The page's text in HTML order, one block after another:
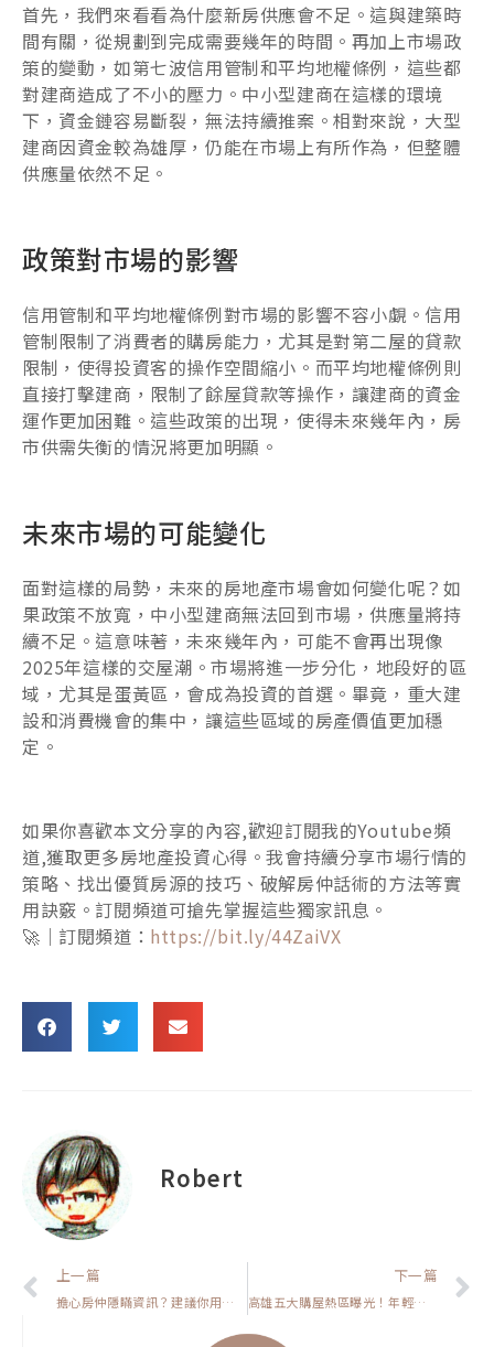
首先，我們來看看為什麼新房供應會不足。這與建築時
間有關，從規劃到完成需要幾年的時間。再加上市場政
策的變動，如第七波信用管制和平均地權條例，這些都
對建商造成了不小的壓力。中小型建商在這樣的環境
下，資金鏈容易斷裂，無法持續推案。相對來說，大型
建商因資金較為雄厚，仍能在市場上有所作為，但整體
供應量依然不足。
政策對市場的影響
信用管制和平均地權條例對市場的影響不容小覷。信用
管制限制了消費者的購房能力，尤其是對第二屋的貸款
限制，使得投資客的操作空間縮小。而平均地權條例則
直接打擊建商，限制了餘屋貸款等操作，讓建商的資金
運作更加困難。這些政策的出現，使得未來幾年內，房
市供需失衡的情況將更加明顯。
未來市場的可能變化
面對這樣的局勢，未來的房地產市場會如何變化呢？如
果政策不放寬，中小型建商無法回到市場，供應量將持
續不足。這意味著，未來幾年內，可能不會再出現像
2025年這樣的交屋潮。市場將進一步分化，地段好的區
域，尤其是蛋黃區，會成為投資的首選。畢竟，重大建
設和消費機會的集中，讓這些區域的房產價值更加穩
定。
如果你喜歡本文分享的內容,歡迎訂閱我的Youtube頻
道,獲取更多房地產投資心得。我會持續分享市場行情的
策略、找出優質房源的技巧、破解房仲話術的方法等實
用訣竅。訂閱頻道可搶先掌握這些獨家訊息。
🚀｜訂閱頻道： https://bit.ly/44ZaiVX
Robert
上一頁
上一篇
擔心房仲隱瞞資訊？建議你用這招，就能避免發生【房市保命符】
下一篇
高雄五大購屋熱區曝光！年輕人都買哪裡？都怎麼選？【高雄在地人閒聊】